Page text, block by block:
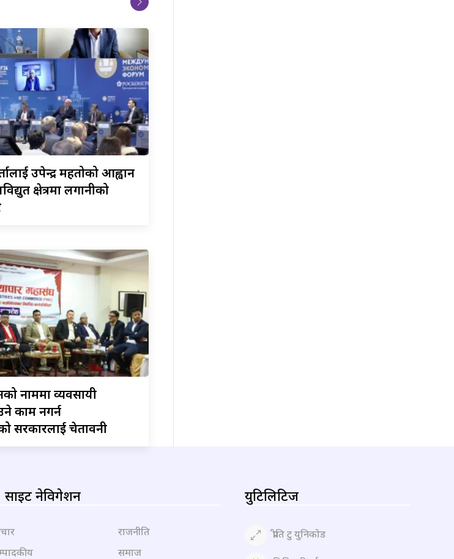
उपेन्द्र महतोको आह्वान
क्षेत्रमा लगानीको
नाममा व्यवसायी
काम नगर्न
सरकारलाई चेतावनी
साइट नेविगेशन
राजनीति
समाज
युटिलिटिज
प्रीति टु युनिकोड